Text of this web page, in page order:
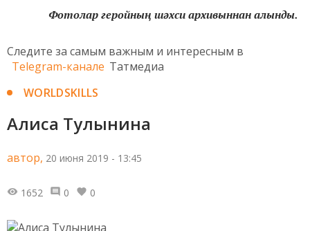
Фотолар геройның шәхси архивыннан алынды.
Следите за самым важным и интересным в
Telegram-канале Татмедиа
WORLDSKILLS
Алиса Тулынина
автор, 20 июня 2019 - 13:45
1652 0 0